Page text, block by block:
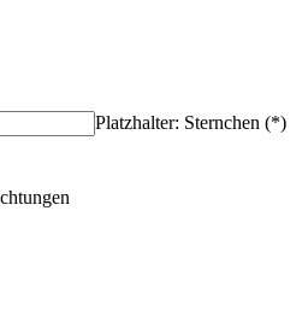
Platzhalter: Sternchen (*)